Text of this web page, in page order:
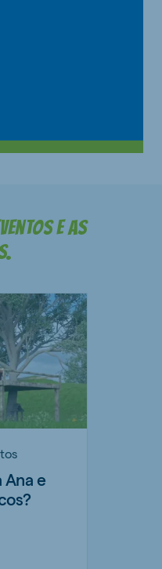
e as
Ana e